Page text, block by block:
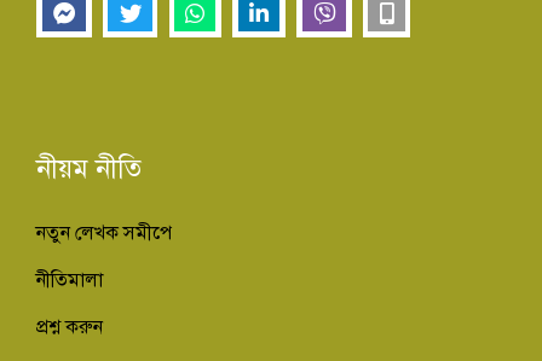
নীয়ম নীতি
নতুন লেখক সমীপে
নীতিমালা
প্রশ্ন করুন